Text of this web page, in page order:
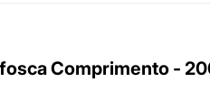
Comprimento -